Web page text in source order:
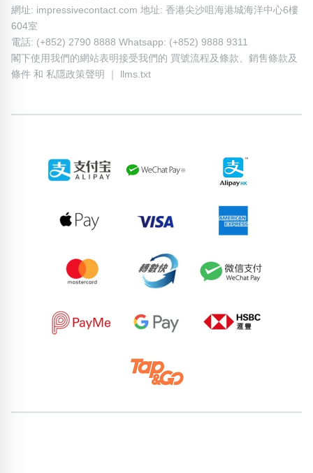
網址: impressivecontact.com 地址: 香港尖沙咀海港城海洋中心6樓
604室
電話: (+852) 2790 8888 Whatsapp: (+852) 9888 9311
閣下使用我們的網站表明接受我們的 買號流程及條款
銷售條款及
條件 和 私隱政策聲明 llms.txt